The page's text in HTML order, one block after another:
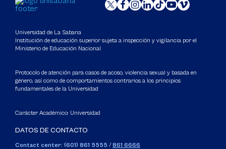
Universidad de La Sabana
Institución de educación superior sujeta a inspección y vigilancia por el
Ministerio de Educación Nacional
Protocolo de atención para casos de acoso, violencia sexual y basada en
género, así como de comportamientos contrarios a los principios
fundamentales de la Universidad
Carácter Académico: Universidad
DATOS DE CONTACTO
Contact center: (601) 861 5555 / 861 6666